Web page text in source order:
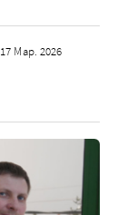
17 Мар. 2026